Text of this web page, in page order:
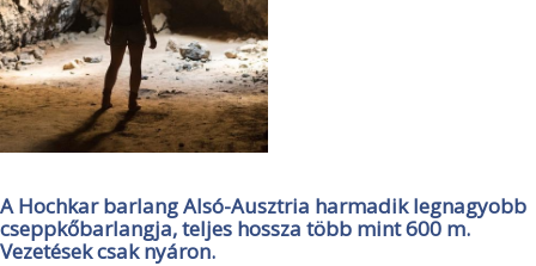
A Hochkar barlang Alsó-Ausztria harmadik legnagyobb
cseppkőbarlangja, teljes hossza több mint 600 m.
Vezetések csak nyáron.